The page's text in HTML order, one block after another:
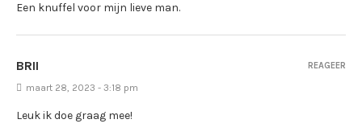
Een knuffel voor mijn lieve man.
BRII
maart 28, 2023 - 3:18 pm
Leuk ik doe graag mee!
REAGEER